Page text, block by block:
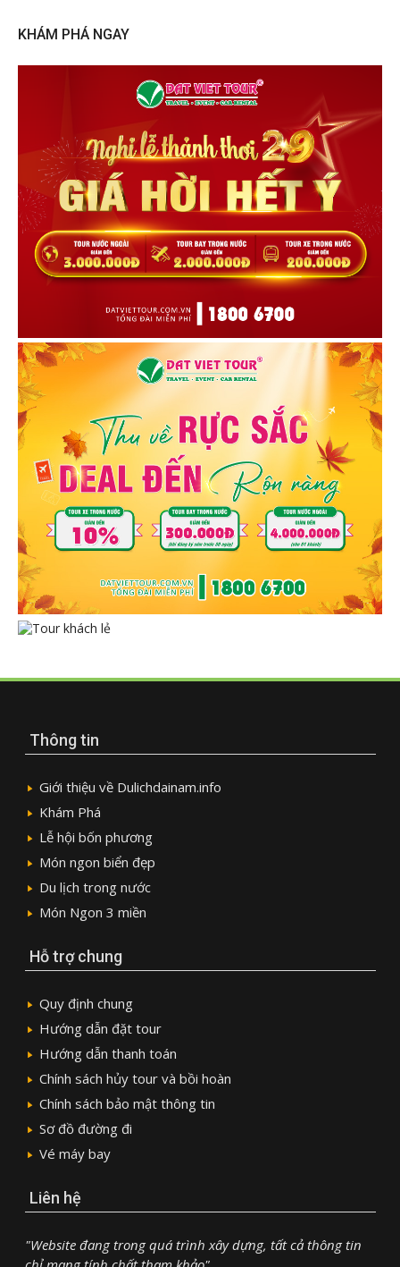
KHÁM PHÁ NGAY
Thông tin
Giới thiệu về Dulichdainam.info
Khám Phá
Lễ hội bốn phương
Món ngon biển đẹp
Du lịch trong nước
Món Ngon 3 miền
Hỗ trợ chung
Quy định chung
Hướng dẫn đặt tour
Hướng dẫn thanh toán
Chính sách hủy tour và bồi hoàn
Chính sách bảo mật thông tin
Sơ đồ đường đi
Vé máy bay
Liên hệ
"Website đang trong quá trình xây dựng, tất cả thông tin